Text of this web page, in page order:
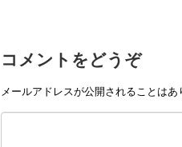
コメントをどうぞ
メールアドレスが公開されることはあ